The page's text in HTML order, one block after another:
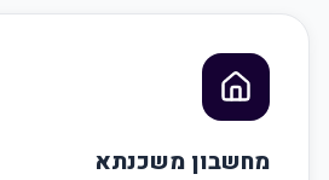
מחשבון משכנתא